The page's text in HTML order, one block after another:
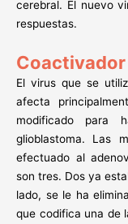
cerebral. El nuevo
respuestas.
El virus que se
afecta
modificado para
glioblastoma. Las
efectuado al
son tres. Dos ya
lado, se le ha
que codifica una de